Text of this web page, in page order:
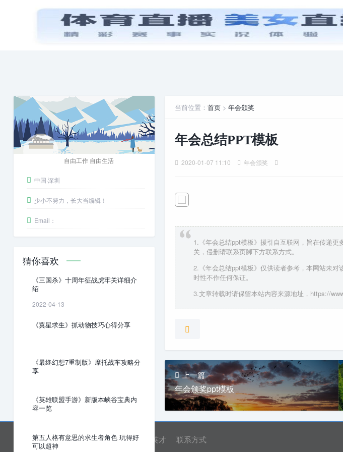
PPT模板 娱乐八卦 安卓游戏 游戏攻略 电脑游戏
当前位置： 首页> 年会颁奖
年会总结PPT模板
2020-01-07 11:10 年会颁奖
1.《年会总结ppt模板》援引自互联网，旨在传递
关，侵删请联系页脚下方联系方式。
2.《年会总结ppt模板》仅供读者参考，本网站未
时性不作任何保证。
3.文章转载时请保留本站内容来源地址，https://
上一篇
年会颁奖ppt模板
自由工作 自由生活
中国·深圳
少小不努力，长大当编辑！
Email：
猜你喜欢
《三国杀》十周年征战虎牢关详细介
绍
2022-04-13
《翼星求生》抓动物技巧心得分享
《最终幻想7重制版》摩托战车攻略分
享
《英雄联盟手游》新版本峡谷宝典内
容一览
第五人格有意思的求生者角色 玩得好
可以超神
网站首页 关于我们 诚聘英才 联系方式